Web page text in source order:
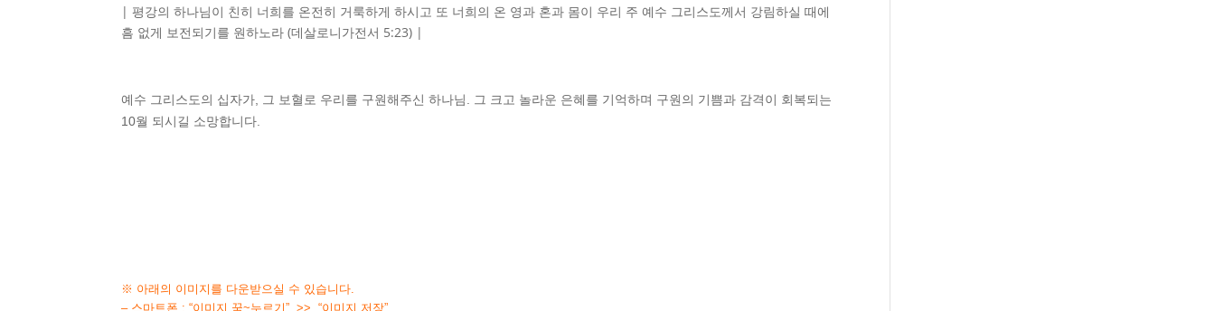
| 평강의 하나님이 친히 너희를 온전히 거룩하게 하시고 또 너희의 온 영과 혼과 몸이 우리 주 예수 그리스도께서 강림하실 때에
흠 없게 보전되기를 원하노라 (데살로니가전서 5:23) |
예수 그리스도의 십자가, 그 보혈로 우리를 구원해주신 하나님. 그 크고 놀라운 은혜를 기억하며 구원의 기쁨과 감격이 회복되는
10월 되시길 소망합니다.
※ 아래의 이미지를 다운받으실 수 있습니다.
– 스마트폰 : “이미지 꾹~누르기” >> “이미지 저장”